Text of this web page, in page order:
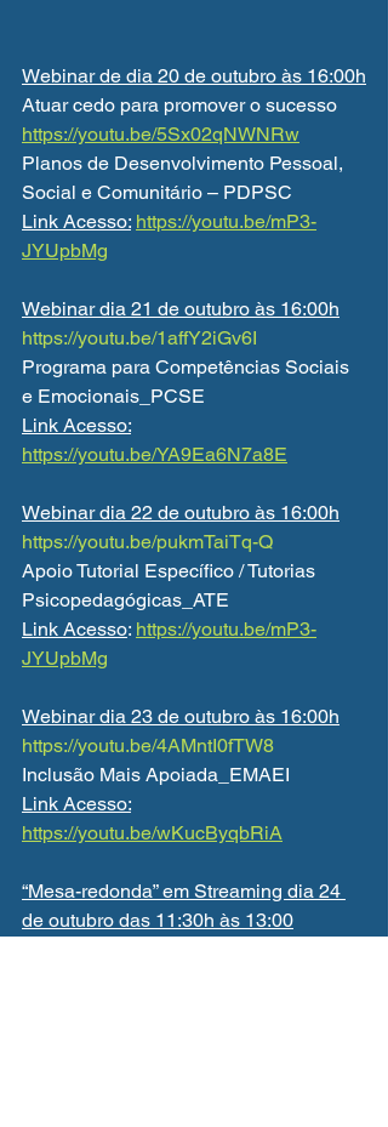
Webinar de dia 20 de outubro às 16:00h
Atuar cedo para promover o sucesso
https://youtu.be/5Sx02qNWNRw
Planos de Desenvolvimento Pessoal,
Social e Comunitário – PDPSC
Link Acesso: https://youtu.be/mP3-
JYUpbMg
Webinar dia 21 de outubro às 16:00h
https://youtu.be/1affY2iGv6I
Programa para Competências Sociais
e Emocionais_PCSE
Link Acesso:
https://youtu.be/YA9Ea6N7a8E
Webinar dia 22 de outubro às 16:00h
https://youtu.be/pukmTaiTq-Q
Apoio Tutorial Específico / Tutorias
Psicopedagógicas_ATE
Link Acesso: https://youtu.be/mP3-
JYUpbMg
Webinar dia 23 de outubro às 16:00h
https://youtu.be/4AMntI0fTW8
Inclusão Mais Apoiada_EMAEI
Link Acesso:
https://youtu.be/wKucByqbRiA
“Mesa-redonda” em Streaming dia 24
de outubro das 11:30h às 13:00